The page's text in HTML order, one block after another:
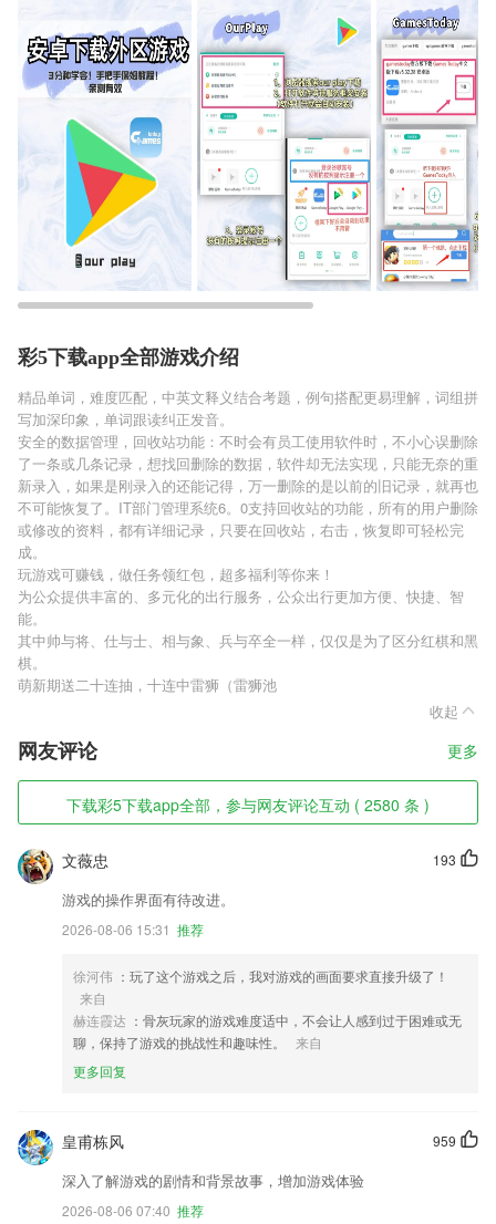
彩5下载app全部游戏介绍
精品单词，难度匹配，中英文释义结合考题，例句搭配更易理解，词组拼
写加深印象，单词跟读纠正发音。
安全的数据管理，回收站功能：不时会有员工使用软件时，不小心误删除
了一条或几条记录，想找回删除的数据，软件却无法实现，只能无奈的重
新录入，如果是刚录入的还能记得，万一删除的是以前的旧记录，就再也
不可能恢复了。IT部门管理系统6。0支持回收站的功能，所有的用户删除
或修改的资料，都有详细记录，只要在回收站，右击，恢复即可轻松完
成。
玩游戏可赚钱，做任务领红包，超多福利等你来！
为公众提供丰富的、多元化的出行服务，公众出行更加方便、快捷、智
能。
其中帅与将、仕与士、相与象、兵与卒全一样，仅仅是为了区分红棋和黑
棋。
萌新期送二十连抽，十连中雷狮（雷狮池
收起
网友评论 更多
下载彩5下载app全部，参与网友评论互动 ( 2580 条 )
193
文薇忠
游戏的操作界面有待改进。
2026-08-06 15:31 推荐
徐河伟 ：玩了这个游戏之后，我对游戏的画面要求直接升级了！
来自
赫连霞达 ：骨灰玩家的游戏难度适中，不会让人感到过于困难或无
聊，保持了游戏的挑战性和趣味性。
来自
更多回复
959
皇甫栋风
深入了解游戏的剧情和背景故事，增加游戏体验
2026-08-06 07:40 推荐